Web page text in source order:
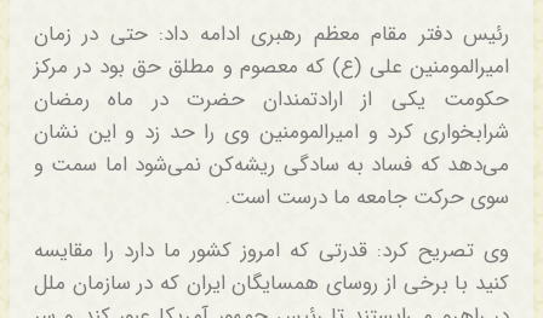
رئیس دفتر مقام معظم رهبری ادامه داد: حتی در زمان
امیرالمومنین علی (ع) که معصوم و مطلق حق بود در مرکز
حکومت یکی از ارادتمندان حضرت در ماه رمضان
شرابخواری کرد و امیرالمومنین وی را حد زد و این نشان
می‌دهد که فساد به سادگی ریشه‌کن نمی‌شود اما سمت و
سوی حرکت جامعه ما درست است.
وی تصریح کرد: قدرتی که امروز کشور ما دارد را مقایسه
کنید با برخی از روسای همسایگان ایران که در سازمان ملل